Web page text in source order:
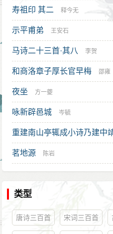
寿祖印 其二 释今无
示平甫弟 王安石
马诗二十三首·其八 李贺
和商洛章子厚长官早梅 邵雍
夜坐 方一夔
咏新辟邑城 岑毓
重建南山亭辄成小诗乃建中
茗地源 陈岩
类型
唐诗三百首 宋词三百首